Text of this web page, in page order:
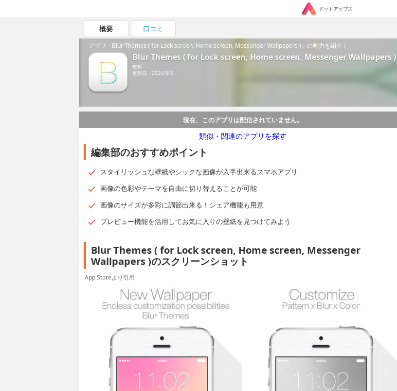
ドットアップス
概要 口コミ
アプリ「Blur Themes ( for Lock screen, Home screen, Messenger Wallpapers )」の魅力を紹介！
Blur Themes ( for Lock screen, Home screen, Messenger Wallpapers )
無料
更新日：2026/8/5
現在、このアプリは配信されていません。
類似・関連のアプリを探す
編集部のおすすめポイント
スタイリッシュな壁紙やシックな画像が入手出来るスマホアプリ
画像の色彩やテーマを自由に切り替えることが可能
画像のサイズが多彩に調節出来る！シェア機能も用意
プレビュー機能を活用してお気に入りの壁紙を見つけてみよう
Blur Themes ( for Lock screen, Home screen, Messenger
Wallpapers )のスクリーンショット
App Storeより引用